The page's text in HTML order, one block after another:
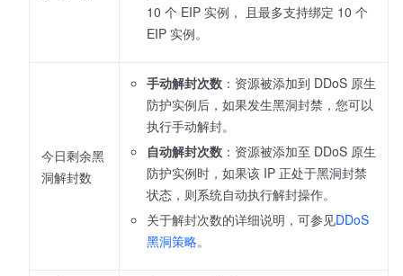
10 个 EIP 实例， 且最多支持绑定 10 个
EIP 实例。
今日剩余黑
洞解封数
手动解封次数：资源被添加到 DDoS 原生
防护实例后，如果发生黑洞封禁，您可以
执行手动解封。
自动解封次数：资源被添加至 DDoS 原生
防护实例时，如果该 IP 正处于黑洞封禁
状态，则系统自动执行解封操作。
关于解封次数的详细说明，可参见DDoS
黑洞策略。